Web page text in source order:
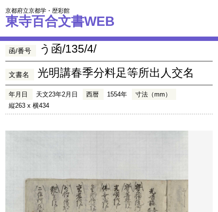
京都府立京都学・歴彩館
東寺百合文書WEB
函/番号 う函/135/4/
文書名 光明講春季分料足等所出人交名
年月日 天文23年2月日 西暦 1554年
寸法（mm）
縦263 x 横434